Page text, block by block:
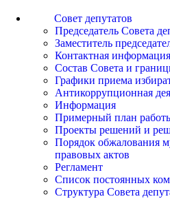
Совет депутатов
Председатель Совета
Заместитель
Контактная
Состав Совета и
Графики приема
Антикоррупционная
Информация
Примерный план
Проекты решений и
Порядок обжалования
правовых актов
Регламент
Список постоянных
Структура Совета